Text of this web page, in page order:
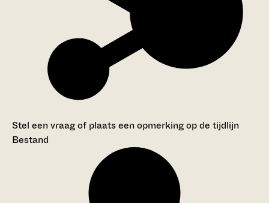
Stel een vraag of plaats een opmerking op de tijdlijn
Bestand